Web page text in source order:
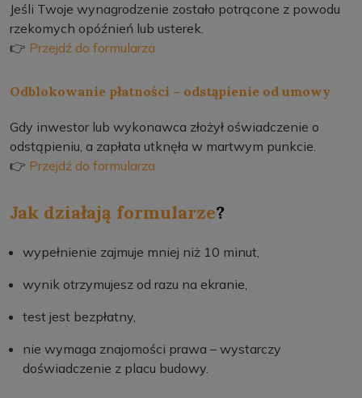
Jeśli Twoje wynagrodzenie zostało potrącone z powodu
rzekomych opóźnień lub usterek.
👉 Przejdź do formularza
Odblokowanie płatności – odstąpienie od umowy
Gdy inwestor lub wykonawca złożył oświadczenie o
odstąpieniu, a zapłata utknęła w martwym punkcie.
👉 Przejdź do formularza
Jak działają formularze?
wypełnienie zajmuje mniej niż 10 minut,
wynik otrzymujesz od razu na ekranie,
test jest bezpłatny,
nie wymaga znajomości prawa – wystarczy
doświadczenie z placu budowy.